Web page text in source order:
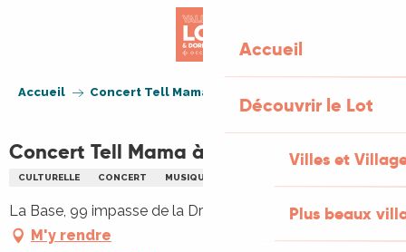
Accueil
Découvrir le Lot
Villes et
Plus beaux
Accueil Concert Tell Mama à la Base de Vers
Concert Tell Mama à la Base de Vers
CULTURELLE CONCERT MUSIQUE
La Base, 99 impasse de la Drague, 46330 Saint Géry-Vers
M'y rendre